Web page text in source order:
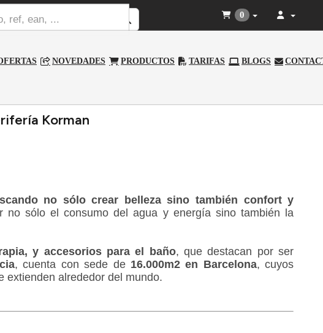
NOVEDADES PRODUCTOS TARIFAS BLOGS
0
Korman
no sólo crear belleza sino también confort y
no sólo el consumo del agua y energía sino también la
y accesorios para el baño, que destacan por ser
, cuenta con sede de 16.000m2 en Barcelona, cuyos
extienden alrededor del mundo.